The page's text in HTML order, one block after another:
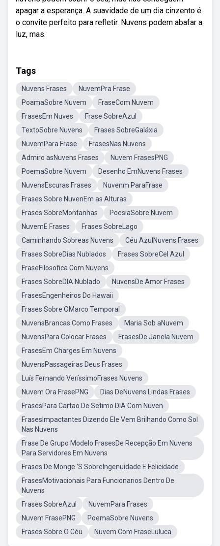
apagar a esperança. A suavidade de um dia cinzento é
o convite perfeito para refletir. Nuvens podem abafar a
luz, mas.
Tags
Nuvens Frases
NuvemPra Frase
PoamaSobre Nuvem
FraseCom Nuvem
FrasesEm Nuves
Frase SobreAzul
TextoSobre Nuvens
Frases SobreGaláxia
NuvemPara Frase
FrasesNas Nuvens
Admiro asNuvens Frases
Nuvem FrasesPNG
PoemaSobre Nuvem
Desenho EmNuvens Frases
NuvensEscuras Frases
Nuvenm ParaFrase
Frases Sobre NuvenEm as Alturas
Frases SobreMontanhas
PoesiaSobre Nuvem
NuvemE Frases
Frases SobreLago
Caminhando Sobreas Nuvens
Céu AzulNuvens Frases
Frases SobreDias Nublados
Frases SobreCel Azul
FraseFilosofica Com Nuvens
Frases SobreDIA Nublado
NuvensDe Amor Frases
FrasesEngenheiros Do Hawaii
Frases Sobre OMarco Temporal
NuvensBrancas Como Frases
Maria Sob aNuvem
NuvensPara Colocar Frases
FrasesDe Janela Nuvem
FrasesEm Charges Em Nuvens
NuvensPassageiras Deus Frases
Luís Fernando VeríssimoFrases Nuvens
Nuvem Ora FrasePNG
Dias DeNuvens Lindas Frases
FrasesPara Cartao De Setimo DIA Com Nuven
FrasesImpactantes Dizendo Ele Vem Brilhando Como Sol
Nas Nuvens
Frase De Grupo Modelo FrasesDe Recepção Em Nuvens
Para Servidores Em Nuvens
Frases De Monge 'S SobreIngenuidade E Felicidade
FrasesMotivacionais Para Funcionarios Dentro De
Nuvens
Frases SobreAzul
NuvemPara Frases
Nuvem FrasePNG
PoemaSobre Nuvens
Frases Sobre O Céu
Nuvem Com FraseLuluca